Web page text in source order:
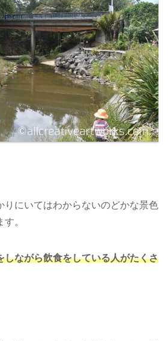
りにいてはわからないのどかな景色
。
しながら飲食をしている人がたくさ